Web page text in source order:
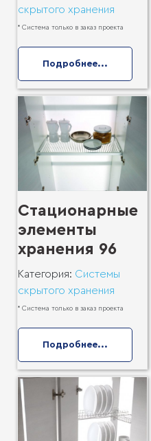
скрытого хранения
* Система только в заказ проекта
Подробнее...
Стационарные
элементы
хранения 96
Категория: Системы
скрытого хранения
* Система только в заказ проекта
Подробнее...